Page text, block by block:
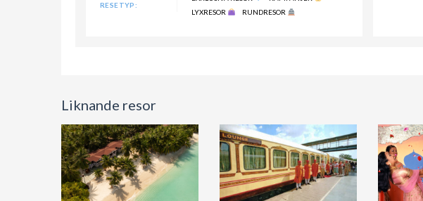
RESETYP:
LYXRESOR
RUNDRESOR
Liknande resor